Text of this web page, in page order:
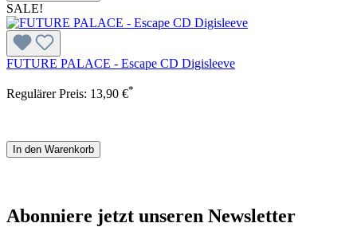
SALE!
FUTURE PALACE - Escape CD Digisleeve
Regulärer Preis: 13,90 €*
In den Warenkorb
Abonniere jetzt unseren Newsletter